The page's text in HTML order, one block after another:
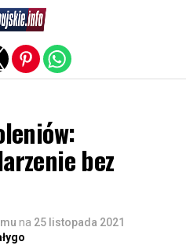
bez
na 25 listopada 2021
version